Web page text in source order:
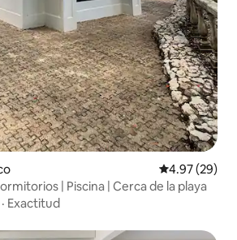
Calificación
4.97 (29)
| Piscina | Cerca de la playa
· Exactitud